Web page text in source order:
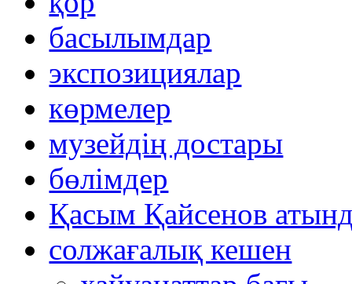
басылымдар
экспозициялар
көрмелер
музейдің достары
бөлімдер
Қасым Қайсенов
солжағалық кешен